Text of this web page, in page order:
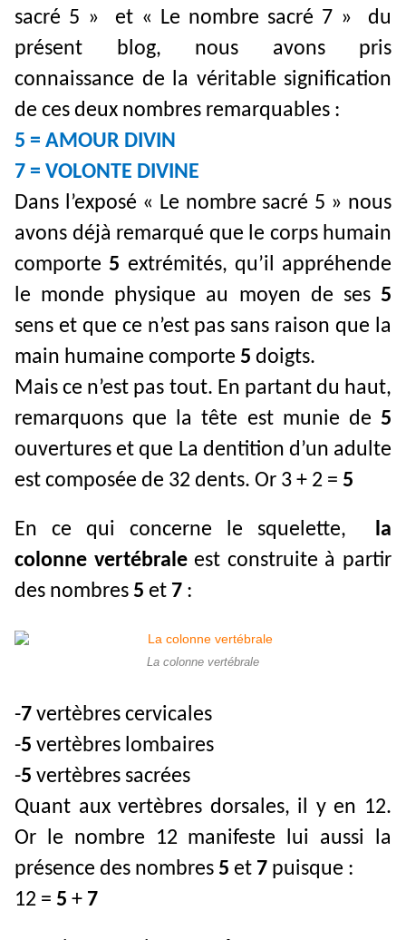
sacré 5 » et « Le nombre sacré 7 » du
présent blog, nous avons pris
connaissance de la véritable signification
de ces deux nombres remarquables :
5 = AMOUR DIVIN
7 = VOLONTE DIVINE
Dans l’exposé « Le nombre sacré 5 » nous
avons déjà remarqué que le corps humain
comporte 5 extrémités, qu’il appréhende
le monde physique au moyen de ses 5
sens et que ce n’est pas sans raison que la
main humaine comporte 5 doigts.
Mais ce n’est pas tout. En partant du haut,
remarquons que la tête est munie de 5
ouvertures et que La dentition d’un adulte
est composée de 32 dents. Or 3 + 2 = 5
En ce qui concerne le squelette, la
colonne vertébraleest construite à partir
des nombres 5 et 7 :
La colonne vertébrale
-7 vertèbres cervicales
-5 vertèbres lombaires
-5 vertèbres sacrées
Quant aux vertèbres dorsales, il y en 12.
Or le nombre 12 manifeste lui aussi la
présence des nombres 5 et 7 puisque :
12 = 5 + 7